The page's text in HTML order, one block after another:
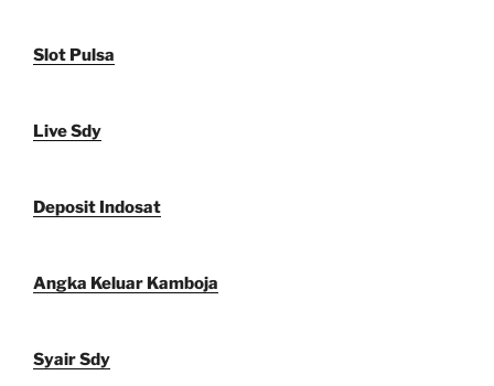
Slot Pulsa
Live Sdy
Deposit Indosat
Angka Keluar Kamboja
Syair Sdy